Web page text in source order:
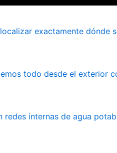
exactamente dónde
todo desde el exterior
internas de agua